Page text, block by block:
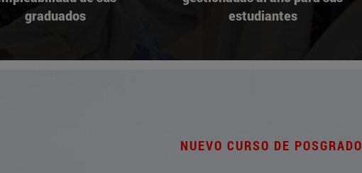
graduados
estudiantes
NUEVO CURSO DE POSGRADO